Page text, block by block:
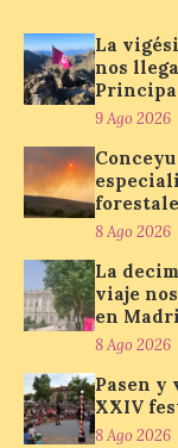
Conceyu País
Turismo,
jóvenes
nos envía la
Concierto
Marimba
Plaza del
Ponferrada
9 Ago 2026
La
nos
9 Ago 2026
8 Ago 2026
La
viaje
en
8 Ago 2026
Pasen y
XXIV
8 Ago 2026